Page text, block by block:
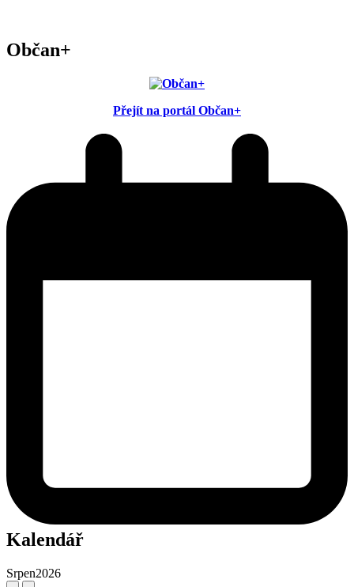
Občan+
Přejít na portál Občan+
Kalendář
Srpen2026